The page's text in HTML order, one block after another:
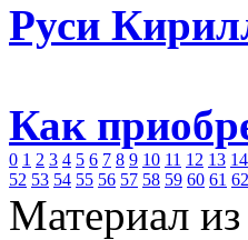
Руси
Как
0 1 2 3 4 5 6 7 8 9 10 11 12 13 14
52 53 54 55 56 57 58 59 60 61 62
Материал